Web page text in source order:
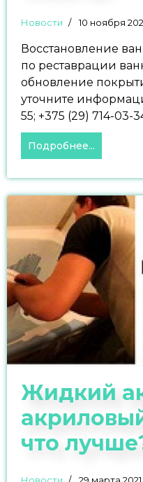
Новости 10 ноября
Восстановление
по реставрации
обновление
уточните
55; +375 (29) 714-03-
Подробнее...
Жидкий
что
Новости 29 марта 2021